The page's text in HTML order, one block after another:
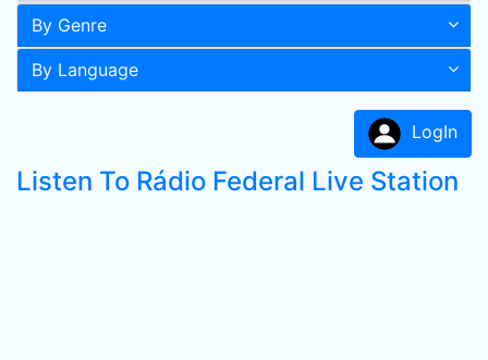
By Genre
By Language
LogIn
Listen To Rádio Federal Live Station